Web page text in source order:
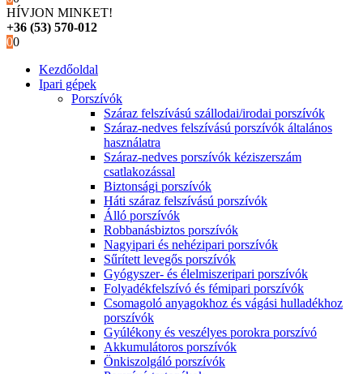
HÍVJON MINKET!
+36 (53) 570-012
00
Kezdőoldal
Ipari gépek
Porszívók
Száraz felszívású szállodai/irodai porszívók
Száraz-nedves felszívású porszívók általános
használatra
Száraz-nedves porszívók kéziszerszám
csatlakozással
Biztonsági porszívók
Háti száraz felszívású porszívók
Álló porszívók
Robbanásbiztos porszívók
Nagyipari és nehézipari porszívók
Sűrített levegős porszívók
Gyógyszer- és élelmiszeripari porszívók
Folyadékfelszívó és fémipari porszívók
Csomagoló anyagokhoz és vágási hulladékhoz
porszívók
Gyúlékony és veszélyes porokra porszívó
Akkumulátoros porszívók
Önkiszolgáló porszívók